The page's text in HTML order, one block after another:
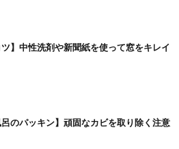
ツ】中性洗剤や新聞紙を使って窓をキレイ
のパッキン】頑固なカビを取り除く注意